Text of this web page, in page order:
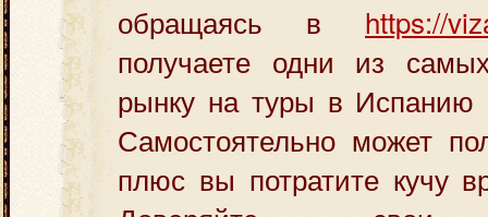
обращаясь в https://
получаете одни из
рынку на туры в Испанию
Самостоятельно может
плюс вы потратите кучу